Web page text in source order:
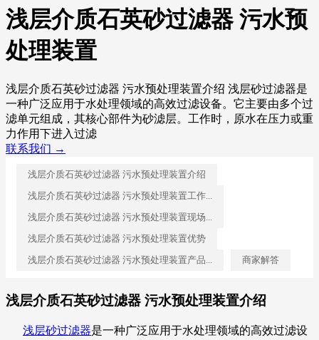
浅层介质石英砂过滤器 污水预
处理装置
浅层介质石英砂过滤器 污水预处理装置介绍 浅层砂过滤器是
一种广泛应用于水处理领域的高效过滤设备。它主要由多个过
滤单元组成，其核心部件为砂滤层。工作时，原水在压力或重
力作用下进入过滤
联系我们 →
浅层介质石英砂过滤器 污水预处理装置介绍
浅层介质石英砂过滤器 污水预处理装置工作...
浅层介质石英砂过滤器 污水预处理装置现场...
浅层介质石英砂过滤器 污水预处理装置优势
浅层介质石英砂过滤器 污水预处理装置产品...
商家解答
浅层介质石英砂过滤器 污水预处理装置介绍
浅层砂过滤器是一种广泛应用于水处理领域的高效过滤设